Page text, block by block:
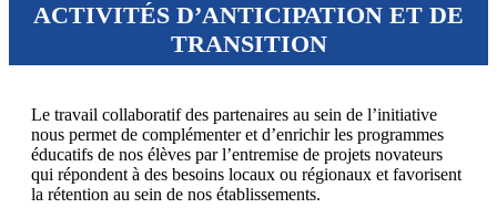
ACTIVITÉS D’ANTICIPATION ET DE
TRANSITION
Le travail collaboratif des partenaires au sein de l’initiative
nous permet de complémenter et d’enrichir les programmes
éducatifs de nos élèves par l’entremise de projets novateurs
qui répondent à des besoins locaux ou régionaux et favorisent
la rétention au sein de nos établissements.